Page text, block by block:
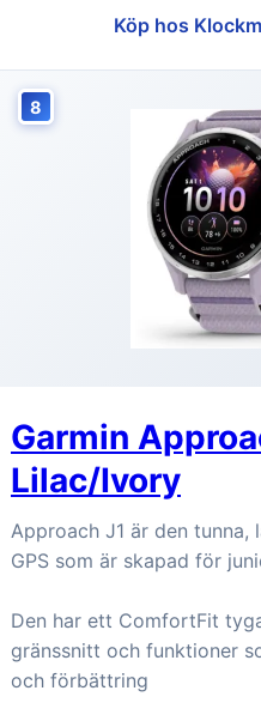
Köp hos
8
Garmin
Lilac/Ivory
Approach J1 är den
GPS som är skapad för
Den har ett ComfortFit
gränssnitt och funktioner
och förbättring